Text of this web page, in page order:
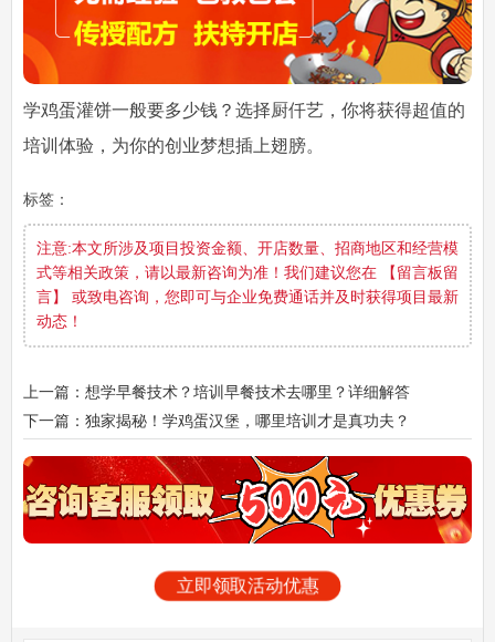
学鸡蛋灌饼一般要多少钱？选择厨仟艺，你将获得超值的
培训体验，为你的创业梦想插上翅膀。
标签：
注意:本文所涉及项目投资金额、开店数量、招商地区和经营模
式等相关政策，请以最新咨询为准！我们建议您在 【留言板留
言】 或致电咨询，您即可与企业免费通话并及时获得项目最新
动态！
上一篇：想学早餐技术？培训早餐技术去哪里？详细解答
下一篇：独家揭秘！学鸡蛋汉堡，哪里培训才是真功夫？
立即领取活动优惠